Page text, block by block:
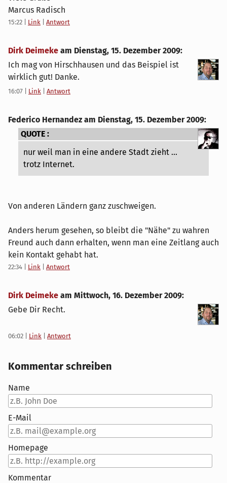
Marcus Radisch
15:22 Link Antwort
Dirk Deimeke am Dienstag, 15. Dezember 2009:
Ich mag von Hirschhausen und das Beispiel ist
wirklich gut! Danke.
16:07 Link Antwort
Federico Hernandez am Dienstag, 15. Dezember 2009:
QUOTE :
nur weil man in eine andere Stadt zieht ...
trotz Internet.
Von anderen Ländern ganz zuschweigen.
Anders herum gesehen, so bleibt die "Nähe" zu wahren
Freund auch dann erhalten, wenn man eine Zeitlang auch
kein Kontakt gehabt hat.
22:34 Link Antwort
Dirk Deimeke am Mittwoch, 16. Dezember 2009:
Gebe Dir Recht.
06:02 Link Antwort
Kommentar schreiben
Name
E-Mail
Homepage
Kommentar